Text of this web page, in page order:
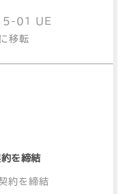
01 UE
移転
を締結
約を締結